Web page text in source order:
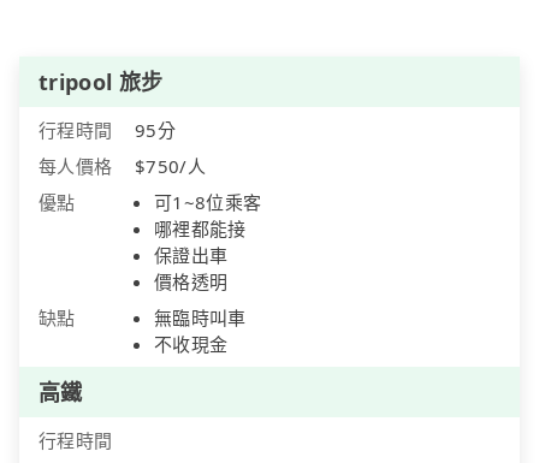
tripool 旅步
行程時間
95分
每人價格
$750/人
優點
可1~8位乘客
哪裡都能接
保證出車
價格透明
缺點
無臨時叫車
不收現金
高鐵
行程時間